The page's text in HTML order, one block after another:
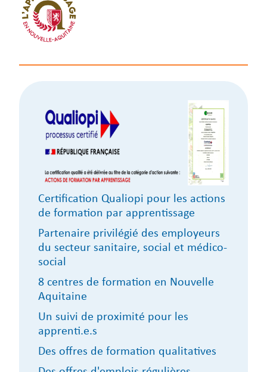
Certification Qualiopi pour les actions
de formation par apprentissage
Partenaire privilégié des employeurs
du secteur sanitaire, social et médico-
social
8 centres de formation en Nouvelle
Aquitaine
Un suivi de proximité pour les
apprenti.e.s
Des offres de formation qualitatives